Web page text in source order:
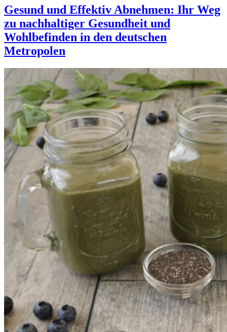
Gesund und Effektiv Abnehmen: Ihr Weg
zu nachhaltiger Gesundheit und
Wohlbefinden in den deutschen
Metropolen